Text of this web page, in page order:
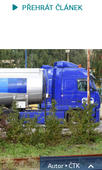
PŘEHRÁT ČLÁNEK
Autor ▪ČTK